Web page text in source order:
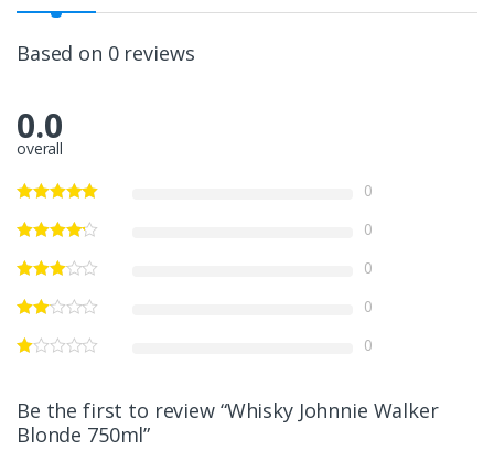
Based on 0 reviews
0.0
overall
0
0
0
0
0
Be the first to review “Whisky Johnnie Walker
Blonde 750ml”